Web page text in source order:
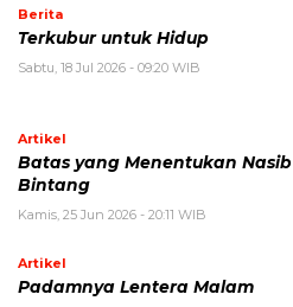
Berita
Terkubur untuk Hidup
Sabtu, 18 Jul 2026 - 09:20 WIB
Artikel
Batas yang Menentukan Nasib
Bintang
Kamis, 25 Jun 2026 - 20:11 WIB
Artikel
Padamnya Lentera Malam